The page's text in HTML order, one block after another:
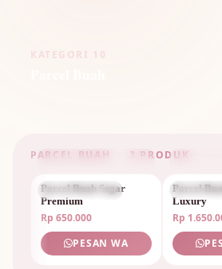
KATEGORI 10
PARCEL BUAH · 3 PRODUK
PARCEL BUAH
Parcel Buah Segar
Premium
Rp 650.000
PESAN WA
PARCEL
Parcel
Luxury
Rp